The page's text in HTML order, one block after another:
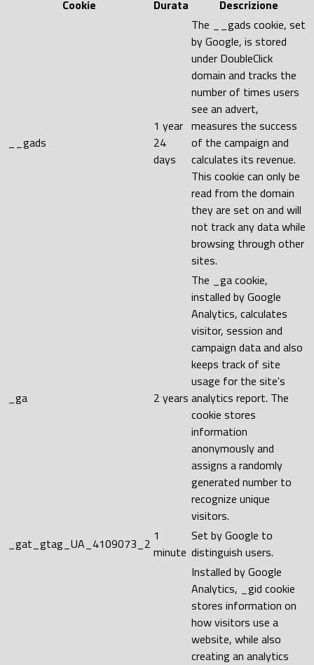
Cookie Durata Descrizione
__gads
1 year
24
days
The __gads cookie, set
by Google, is stored
under DoubleClick
domain and tracks the
number of times users
see an advert,
measures the success
of the campaign and
calculates its revenue.
This cookie can only be
read from the domain
they are set on and will
not track any data while
browsing through other
sites.
_ga 2 years
The _ga cookie,
installed by Google
Analytics, calculates
visitor, session and
campaign data and also
keeps track of site
usage for the site's
analytics report. The
cookie stores
information
anonymously and
assigns a randomly
generated number to
recognize unique
visitors.
_gat_gtag_UA_4109073_2 1
minute
Set by Google to
distinguish users.
Installed by Google
Analytics, _gid cookie
stores information on
how visitors use a
website, while also
creating an analytics